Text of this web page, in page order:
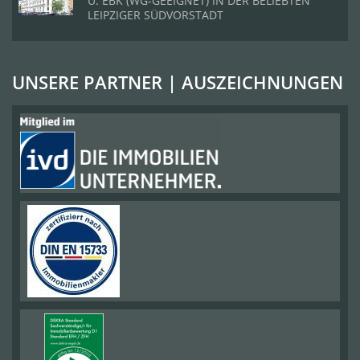
LEIPZIGER SÜDVORSTADT
UNSERE PARTNER | AUSZEICHNUNGEN